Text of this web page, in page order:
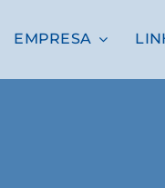
EMPRESA